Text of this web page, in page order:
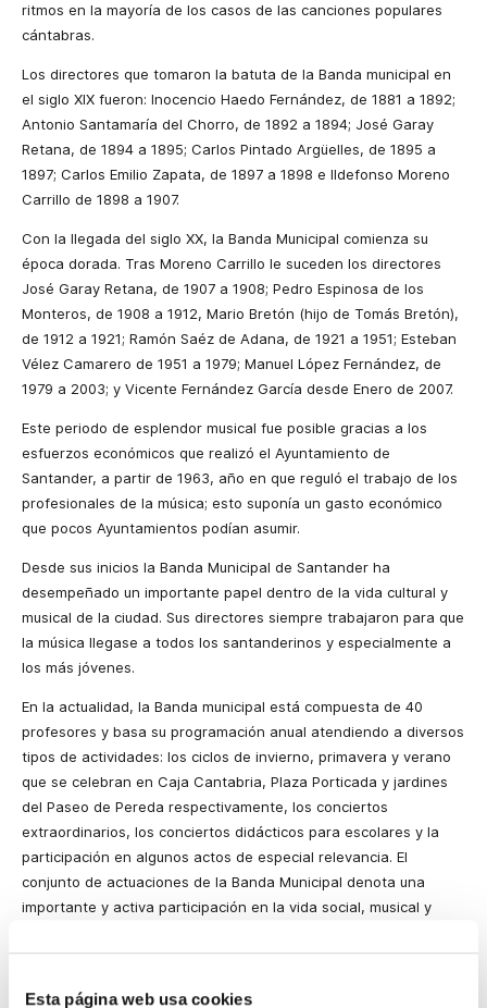
Esta página web usa cookies
ritmos en la mayoría de los casos de las canciones populares
cántabras.
Los directores que tomaron la batuta de la Banda municipal en
el siglo XIX fueron: Inocencio Haedo Fernández, de 1881 a 1892;
Antonio Santamaría del Chorro, de 1892 a 1894; José Garay
Retana, de 1894 a 1895; Carlos Pintado Argüelles, de 1895 a
1897; Carlos Emilio Zapata, de 1897 a 1898 e Ildefonso Moreno
Carrillo de 1898 a 1907.
Con la llegada del siglo XX, la Banda Municipal comienza su
época dorada. Tras Moreno Carrillo le suceden los directores
José Garay Retana, de 1907 a 1908; Pedro Espinosa de los
Monteros, de 1908 a 1912, Mario Bretón (hijo de Tomás Bretón),
de 1912 a 1921; Ramón Saéz de Adana, de 1921 a 1951; Esteban
Vélez Camarero de 1951 a 1979; Manuel López Fernández, de
1979 a 2003; y Vicente Fernández García desde Enero de 2007.
Este periodo de esplendor musical fue posible gracias a los
esfuerzos económicos que realizó el Ayuntamiento de
Santander, a partir de 1963, año en que reguló el trabajo de los
profesionales de la música; esto suponía un gasto económico
que pocos Ayuntamientos podían asumir.
Desde sus inicios la Banda Municipal de Santander ha
desempeñado un importante papel dentro de la vida cultural y
musical de la ciudad. Sus directores siempre trabajaron para que
la música llegase a todos los santanderinos y especialmente a
los más jóvenes.
En la actualidad, la Banda municipal está compuesta de 40
profesores y basa su programación anual atendiendo a diversos
tipos de actividades: los ciclos de invierno, primavera y verano
que se celebran en Caja Cantabria, Plaza Porticada y jardines
del Paseo de Pereda respectivamente, los conciertos
extraordinarios, los conciertos didácticos para escolares y la
participación en algunos actos de especial relevancia. El
conjunto de actuaciones de la Banda Municipal denota una
importante y activa participación en la vida social, musical y